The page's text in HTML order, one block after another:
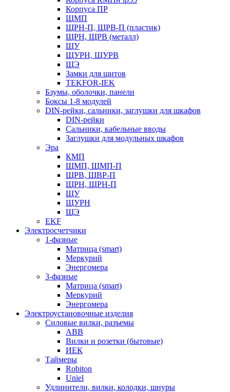
Корпуса ПР
ЩМП
ЩРН-П, ЩРВ-П (пластик)
ЩРН, ЩРВ (металл)
ЩУ
ЩУРН, ЩУРВ
ЩЭ
Замки для щитов
TEKFOR-IEK
Бзумы, оболочки, панели
Боксы 1-8 модулей
DIN-рейки, сальники, заглушки для шкафов
DIN-рейки
Сальники, кабельные вводы
Заглушки для модульных шкафов
Эра
КМП
ЩМП, ЩМП-П
ЩРВ, ЩВР-П
ЩРН, ЩРН-П
ЩУ
ЩУРН
ЩЭ
EKF
Электросчетчики
1-фазные
Матрица (smart)
Меркурий
Энергомера
3-фазные
Матрица (smart)
Меркурий
Энергомера
Электроустановочные изделия
Силовые вилки, разъемы
ABB
Вилки и розетки (бытовые)
ИЕК
Таймеры
Robiton
Uniel
Удлинители, вилки, колодки, шнуры